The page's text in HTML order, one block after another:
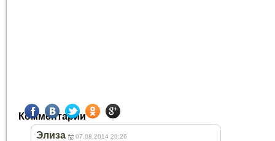
Комментарии
Элиза
07.08.2014 20:26